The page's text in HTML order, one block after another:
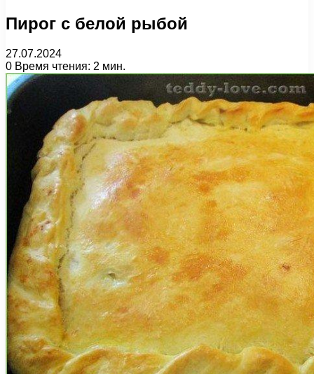
Пирог с белой рыбой
27.07.2024
0 Время чтения: 2 мин.